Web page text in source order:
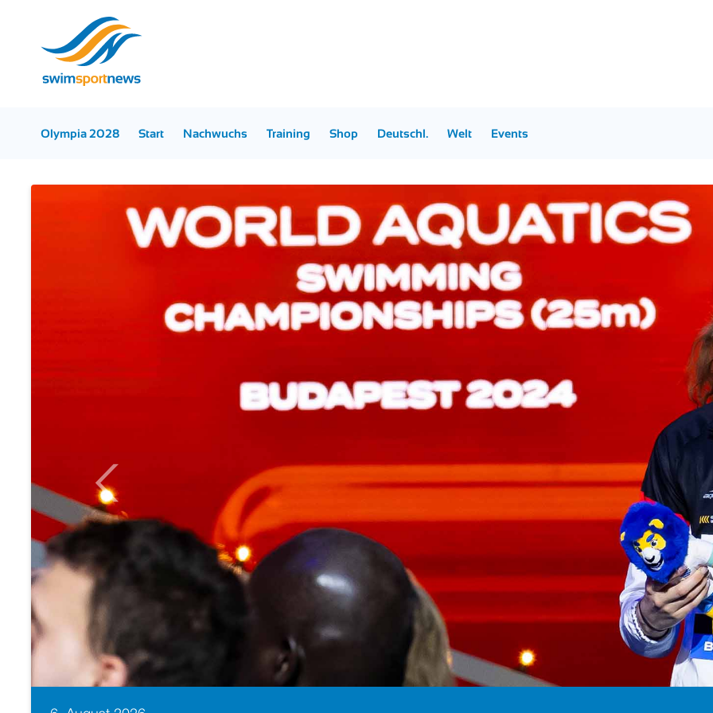
Olympia 2028 Start Nachwuchs Training Shop Deutschl. Welt Events
Previous